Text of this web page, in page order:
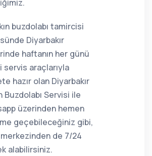
buzdolabı tamircisi
Diyarbakır
haftanın her günü
servis araçlarıyla
hazır olan Diyarbakır
Buzdolabı Servisi ile
üzerinden hemen
geçebileceğiniz gibi,
merkezinden de 7/24
alabilirsiniz.